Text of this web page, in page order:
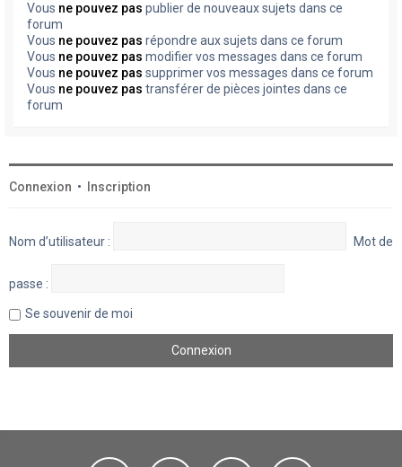
Vous ne pouvez pas publier de nouveaux sujets dans ce
forum
Vous ne pouvez pas répondre aux sujets dans ce forum
Vous ne pouvez pas modifier vos messages dans ce forum
Vous ne pouvez pas supprimer vos messages dans ce forum
Vous ne pouvez pas transférer de pièces jointes dans ce
forum
Connexion • Inscription
Nom d’utilisateur : Mot de
passe :
Se souvenir de moi